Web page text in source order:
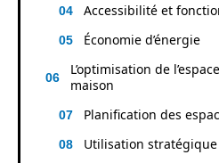
Accessibilité et
Économie d’énergie
L’optimisation de
maison
Planification des
Utilisation